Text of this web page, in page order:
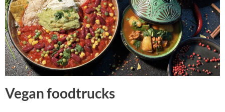
Vegan foodtrucks